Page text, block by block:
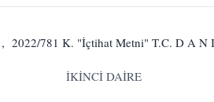
781 K. "İçtihat Metni" T.C. D A N
İKİNCİ DAİRE